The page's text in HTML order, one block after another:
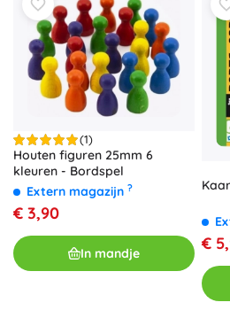
(1)
Houten figuren 25mm 6
kleuren - Bordspel
Extern magazijn ?
€ 3,90
In mandje €